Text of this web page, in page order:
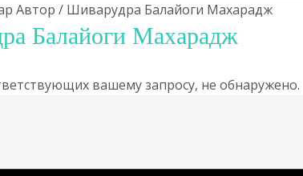
Автор / Шиварудра Балайоги Махарадж
Балайоги Махарадж
вашему запросу, не обнаружено.